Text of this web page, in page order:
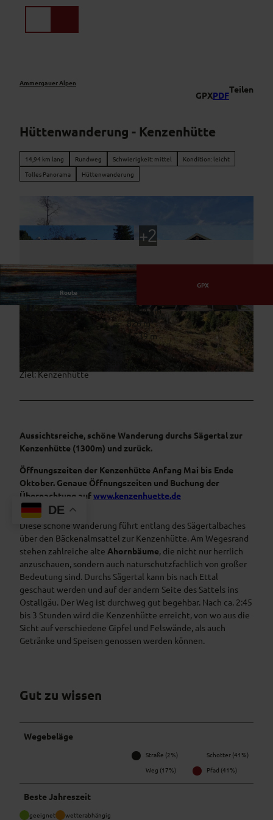
Ammergauer Alpen
GPXPDF
Teilen
Hüttenwanderung - Kenzenhütte
14,94 km lang Rundweg Schwierigkeit: mittel
Kondition: leicht
Tolles Panorama
Hüttenwanderung
© Naturpark Ammergauer Alpen
© Naturpark Ranger, Naturpark Ammergauer Al
© Naturpark Ranger, Naturpark Ammergauer Al
Route
GPX
5:20 h
14,94 km
826 m
1.539 m
Ziel: Kenzenhütte
Aussichtsreiche, schöne Wanderung durchs Sägertal zur
Kenzenhütte (1300m) und zurück.
Öffnungszeiten der Kenzenhütte Anfang Mai bis Ende
Oktober. Genaue Öffnungszeiten und Buchung der
Übernachtung aufwww.kenzenhuette.de
Diese schöne Wanderung führt entlang des Sägertalbaches
über den Bäckenalmsattel zur Kenzenhütte. Am Wegesrand
stehen zahlreiche alte Ahornbäume, die nicht nur herrlich
anzuschauen, sondern auch naturschutzfachlich von großer
Bedeutung sind. Durchs Sägertal kann bis nach Ettal
geschaut werden und auf der andern Seite des Sattels ins
Ostallgäu. Der Weg ist durchweg gut begehbar. Nach ca. 2:45
bis 3 Stunden wird die Kenzenhütte erreicht, von wo aus die
Sicht auf verschiedene Gipfel und Felswände, als auch
Getränke und Speisen genossen werden können.
Gut zu wissen
Wegebeläge
Straße (2%)
Schotter (41%)
Weg (17%)
Pfad (41%)
Beste Jahreszeit
geeignet wetterabhängig
DE